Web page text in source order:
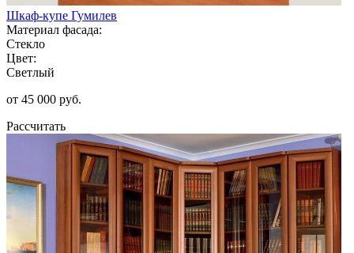
Шкаф-купе Гумилев
Материал фасада:
Стекло
Цвет:
Светлый
от 45 000 руб.
Рассчитать